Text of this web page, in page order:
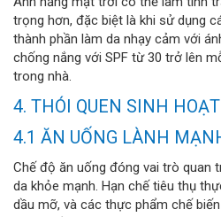
trọng hơn, đặc biệt là khi sử dụng
thành phần làm da nhạy cảm với
chống nắng với SPF từ 30 trở lên
trong nhà.
4. THÓI QUEN SINH
4.1 ĂN UỐNG LÀNH
Chế độ ăn uống đóng vai trò quan
da khỏe mạnh. Hạn chế tiêu thụ
dầu mỡ, và các thực phẩm chế